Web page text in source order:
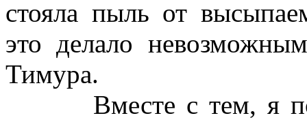
стояла пыль от
это делало
Тимура.
Вместе с тем, я